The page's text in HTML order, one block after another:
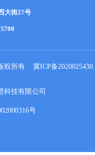
大街27号
权所有 冀ICP备2020025430
科技有限公司
号